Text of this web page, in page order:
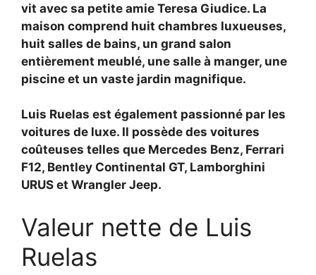
vit avec sa petite amie Teresa Giudice. La
maison comprend huit chambres luxueuses,
huit salles de bains, un grand salon
entièrement meublé, une salle à manger, une
piscine et un vaste jardin magnifique.
Luis Ruelas est également passionné par les
voitures de luxe. Il possède des voitures
coûteuses telles que Mercedes Benz, Ferrari
F12, Bentley Continental GT, Lamborghini
URUS et Wrangler Jeep.
Valeur nette de Luis
Ruelas